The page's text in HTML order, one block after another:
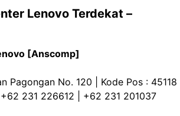
Lenovo Terdekat –
[Anscomp]
Pagongan No. 120 | Kode Pos : 45118
231 226612 | +62 231 201037